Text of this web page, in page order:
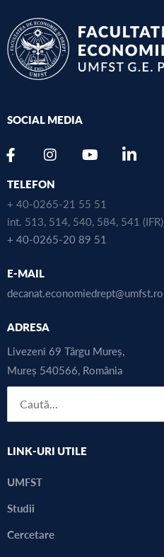
SOCIAL MEDIA
TELEFON
+ 40-0265-21 55 51
int. 513, 514, 540, 584, 541 (IFR)
+ 40-0265-20 89 51
E-MAIL
decanat.economiedrept@umfst.ro
ADRESA
Livezeni 69 Târgu Mureș,
Mureș 540566, România
LINK-URI UTILE
UMFST
Studii
Cercetare